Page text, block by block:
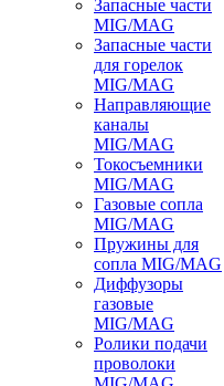
Запасные части
MIG/MAG
Запасные части
для горелок
MIG/MAG
Направляющие
каналы
MIG/MAG
Токосъемники
MIG/MAG
Газовые сопла
MIG/MAG
Пружины для
сопла MIG/MAG
Диффузоры
газовые
MIG/MAG
Ролики подачи
проволоки